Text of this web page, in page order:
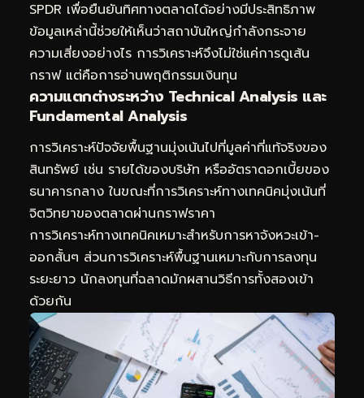
SPDR เพื่อยืนยันทิศทางตลาดได้อย่างมีประสิทธิภาพ
ข้อมูลเหล่านี้ช่วยให้เห็นว่าสถาบันใหญ่กำลังกระจาย
ความเสี่ยงอย่างไร การวิเคราะห์จึงไม่ใช่แค่การดูเส้น
กราฟ แต่คือการอ่านพฤติกรรมเงินทุน
ความแตกต่างระหว่าง Technical Analysis และ
Fundamental Analysis
การวิเคราะห์ปัจจัยพื้นฐานมุ่งเน้นไปที่มูลค่าที่แท้จริงของ
สินทรัพย์ เช่น รายได้ของบริษัท หรืออัตราดอกเบี้ยของ
ธนาคารกลาง ในขณะที่การวิเคราะห์ทางเทคนิคมุ่งเน้นที่
จิตวิทยาของตลาดผ่านกราฟราคา
การวิเคราะห์ทางเทคนิคเหมาะสำหรับการหาจังหวะเข้า-
ออกสั้นๆ ส่วนการวิเคราะห์พื้นฐานเหมาะกับการลงทุน
ระยะยาว นักลงทุนที่ฉลาดมักผสานวิธีการทั้งสองเข้า
ด้วยกัน